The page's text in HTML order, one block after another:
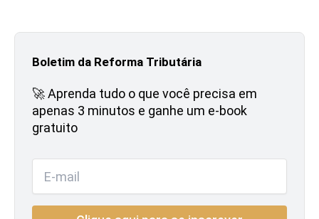
Boletim da Reforma Tributária
🚀 Aprenda tudo o que você precisa em
apenas 3 minutos e ganhe um e-book
gratuito